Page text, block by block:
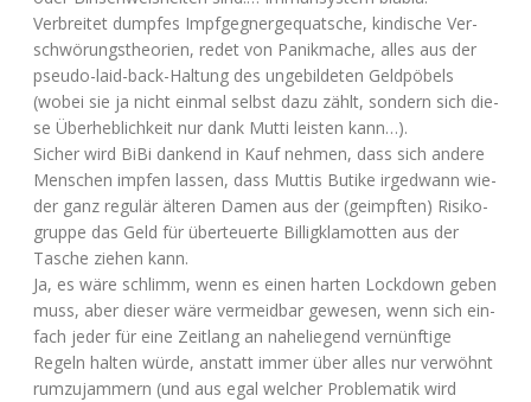
Ver­brei­tet dump­fes Impf­geg­ner­ge­quat­sche, kin­di­sche Ver­
schwö­rungs­theo­rien, redet von Panik­ma­che, alles aus der
pseu­do-laid-back-Hal­tung des unge­bil­de­ten Geld­pö­bels
(wobei sie ja nicht ein­mal selbst dazu zählt, son­dern sich die­
se Über­heb­lich­keit nur dank Mut­ti leis­ten kann…).
Sicher wird BiBi dan­kend in Kauf neh­men, dass sich ande­re
Men­schen imp­fen las­sen, dass Mut­tis Buti­ke irged­wann wie­
der ganz regu­lär älte­ren Damen aus der (geimpf­ten) Risi­ko­
grup­pe das Geld für über­teu­er­te Bil­lig­kla­mot­ten aus der
Tasche zie­hen kann.
Ja, es wäre schlimm, wenn es einen har­ten Lock­down geben
muss, aber die­ser wäre ver­meid­bar gewe­sen, wenn sich ein­
fach jeder für eine Zeit­lang an nahe­lie­gend ver­nünf­ti­ge
Regeln hal­ten wür­de, anstatt immer über alles nur ver­wöhnt
rum­zu­jam­mern (und aus egal wel­cher Pro­ble­ma­tik wird